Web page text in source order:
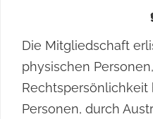
Die Mitgliedschaft
physischen
Rechtspersönlichkeit
Personen, durch